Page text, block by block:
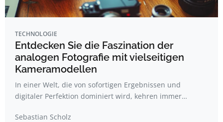
TECHNOLOGIE
Entdecken Sie die Faszination der
analogen Fotografie mit vielseitigen
Kameramodellen
In einer Welt, die von sofortigen Ergebnissen und
digitaler Perfektion dominiert wird, kehren immer…
Sebastian Scholz